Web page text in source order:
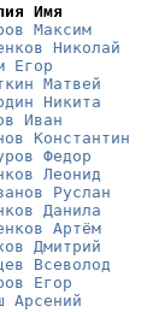
Имя
Максим
Николай
Егор
Матвей
Никита
Иван
Константин
Федор
Леонид
Руслан
Данила
Артём
Дмитрий
Всеволод
Егор
Арсений